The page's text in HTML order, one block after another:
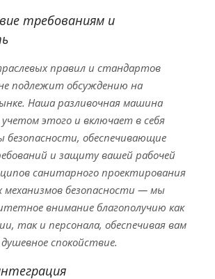
требованиям и
правил и стандартов
подлежит обсуждению на
Наша разливочная машина
этого и включает в себя
безопасности, обеспечивающие
и защиту вашей рабочей
санитарного проектирования
механизмов безопасности — мы
внимание благополучию как
так и персонала, обеспечивая вам
спокойствие.